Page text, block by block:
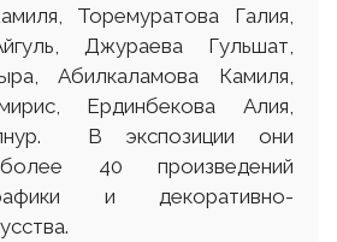
Торемуратова Галия,
Джураева Гульшат,
Абилкаламова Камиля,
Ердинбекова Алия,
В экспозиции они
40 произведений
и декоративно-